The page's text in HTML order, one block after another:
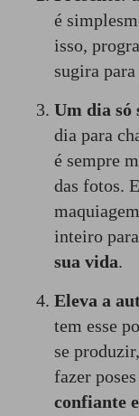
é
isso,
sugira
Um dia só
dia para
é sempre
das fotos.
inteiro
sua vida.
Eleva a
tem esse
se
fazer
confiante